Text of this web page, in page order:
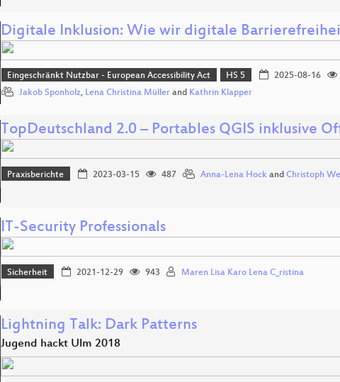
Digitale Inklusion: Wie wir digitale
Eingeschränkt Nutzbar - European Accessibility Act HS 5 2025-08-16
Jakob Sponholz, Lena Christina Müller and Kathrin Klapper
TopDeutschland 2.0 – Portables QGIS inklusive
Praxisberichte 2023-03-15 487 Anna-Lena Hockand Christoph
IT-Security Professionals
Sicherheit 2021-12-29 943 Maren Lisa Karo Lena C_ristina
Lightning Talk: Dark Patterns
Jugend hackt Ulm 2018